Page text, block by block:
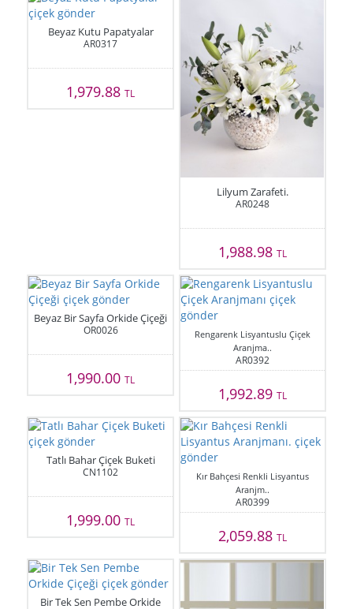
Beyaz Kutu Papatyalar
AR0317
1,979.88TL
Lilyum Zarafeti.
AR0248
1,988.98 TL
Beyaz Bir Sayfa Orkide Çiçeği
OR0026
1,990.00TL
Rengarenk Lisyantuslu Çiçek
Aranjma..
AR0392
1,992.89 TL
Tatlı Bahar Çiçek Buketi
CN1102
1,999.00TL
Kır Bahçesi Renkli Lisyantus
Aranjm..
AR0399
2,059.88 TL
Bir Tek Sen Pembe Orkide